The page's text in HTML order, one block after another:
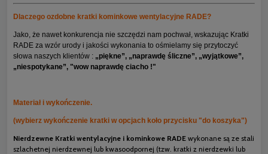
Dlaczego ozdobne kratki kominkowe wentylacyjne RADE?
Jako, że nawet konkurencja nie szczędzi nam pochwał, wskazując Kratki
RADE za wzór urody i jakości wykonania to ośmielamy się przytoczyć
słowa naszych klientów : „piękne”, „naprawdę śliczne”, „wyjątkowe”,
„niespotykane”, "wow naprawdę ciacho !"
Materiał i wykończenie.
(wybierz wykończenie kratki w opcjach koło przycisku "do koszyka")
Nierdzewne Kratki wentylacyjne i kominkowe RADE wykonane są ze stali
szlachetnej nierdzewnej lub kwasoodpornej (tzw. kratki z nierdzewki lub